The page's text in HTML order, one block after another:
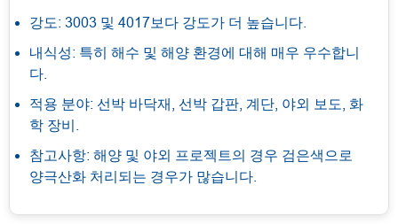
강도: 3003 및 4017보다 강도가 더 높습니다.
내식성: 특히 해수 및 해양 환경에 대해 매우 우수합니
다.
적용 분야: 선박 바닥재, 선박 갑판, 계단, 야외 보도, 화
학 장비.
참고사항: 해양 및 야외 프로젝트의 경우 검은색으로
양극산화 처리되는 경우가 많습니다.